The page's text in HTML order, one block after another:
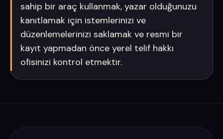
sahip bir araç kullanmak, yazar olduğunuzu
kanıtlamak için istemlerinizi ve
düzenlemelerinizi saklamak ve resmi bir
kayıt yapmadan önce yerel telif hakkı
ofisinizi kontrol etmektir.